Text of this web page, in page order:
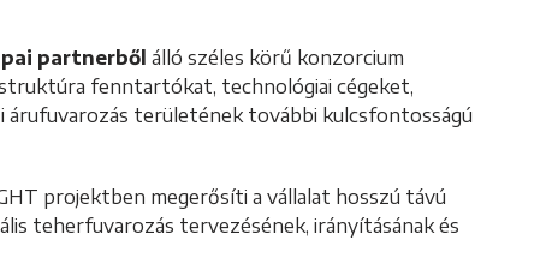
partnerből álló széles körű konzorcium
fenntartókat, technológiai cégeket,
területének további kulcsfontosságú
projektben megerősíti a vállalat hosszú távú
teherfuvarozás tervezésének, irányításának és